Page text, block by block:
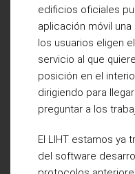
edificios oficiales
aplicación móvil
los usuarios eligen
servicio al que
posición en el
dirigiendo para
preguntar a los
El LIHT estamos ya
del software